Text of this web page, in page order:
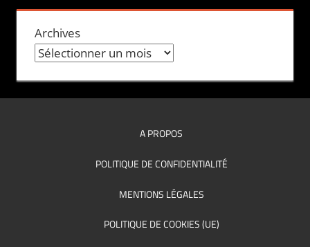
Archives
A PROPOS
POLITIQUE DE CONFIDENTIALITÉ
MENTIONS LÉGALES
POLITIQUE DE COOKIES (UE)